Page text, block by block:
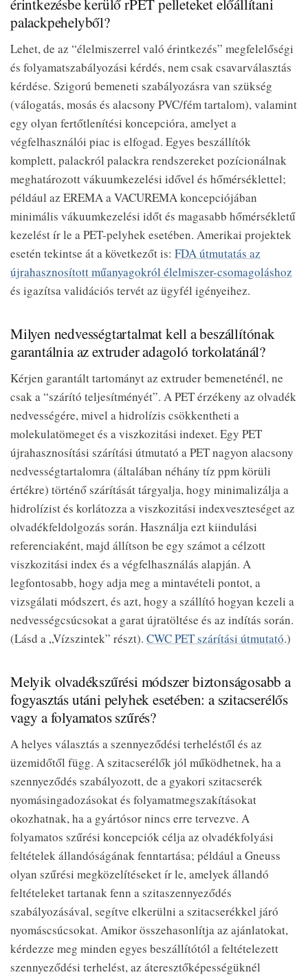
érintkezésbe kerülő rPET pelleteket előállítani
palackpehelyből?
Lehet, de az “élelmiszerrel való érintkezés” megfelelőségi
és folyamatszabályozási kérdés, nem csak csavarválasztás
kérdése. Szigorú bemeneti szabályozásra van szükség
(válogatás, mosás és alacsony PVC/fém tartalom), valamint
egy olyan fertőtlenítési koncepcióra, amelyet a
végfelhasználói piac is elfogad. Egyes beszállítók
komplett, palackról palackra rendszereket pozícionálnak
meghatározott vákuumkezelési idővel és hőmérséklettel;
például az EREMA a VACUREMA koncepciójában
minimális vákuumkezelési időt és magasabb hőmérsékletű
kezelést ír le a PET-pelyhek esetében. Amerikai projektek
esetén tekintse át a következőt is: FDA útmutatás az
újrahasznosított műanyagokról élelmiszer-csomagoláshoz
és igazítsa validációs tervét az ügyfél igényeihez.
Milyen nedvességtartalmat kell a beszállítónak
garantálnia az extruder adagoló torkolatánál?
Kérjen garantált tartományt az extruder bemeneténél, ne
csak a “szárító teljesítményét”. A PET érzékeny az olvadék
nedvességére, mivel a hidrolízis csökkentheti a
molekulatömeget és a viszkozitási indexet. Egy PET
újrahasznosítási szárítási útmutató a PET nagyon alacsony
nedvességtartalomra (általában néhány tíz ppm körüli
értékre) történő szárítását tárgyalja, hogy minimalizálja a
hidrolízist és korlátozza a viszkozitási indexveszteséget az
olvadékfeldolgozás során. Használja ezt kiindulási
referenciaként, majd állítson be egy számot a célzott
viszkozitási index és a végfelhasználás alapján. A
legfontosabb, hogy adja meg a mintavételi pontot, a
vizsgálati módszert, és azt, hogy a szállító hogyan kezeli a
nedvességcsúcsokat a garat újratöltése és az indítás során.
(Lásd a „Vízszintek” részt). CWC PET szárítási útmutató.)
Melyik olvadékszűrési módszer biztonságosabb a
fogyasztás utáni pelyhek esetében: a szitacserélős
vagy a folyamatos szűrés?
A helyes választás a szennyeződési terheléstől és az
üzemidőtől függ. A szitacserélők jól működhetnek, ha a
szennyeződés szabályozott, de a gyakori szitacserék
nyomásingadozásokat és folyamatmegszakításokat
okozhatnak, ha a gyártósor nincs erre tervezve. A
folyamatos szűrési koncepciók célja az olvadékfolyási
feltételek állandóságának fenntartása; például a Gneuss
olyan szűrési megközelítéseket ír le, amelyek állandó
feltételeket tartanak fenn a szitaszennyeződés
szabályozásával, segítve elkerülni a szitacserékkel járó
nyomáscsúcsokat. Amikor összehasonlítja az ajánlatokat,
kérdezze meg minden egyes beszállítótól a feltételezett
szennyeződési terhelést, az áteresztőképességüknél